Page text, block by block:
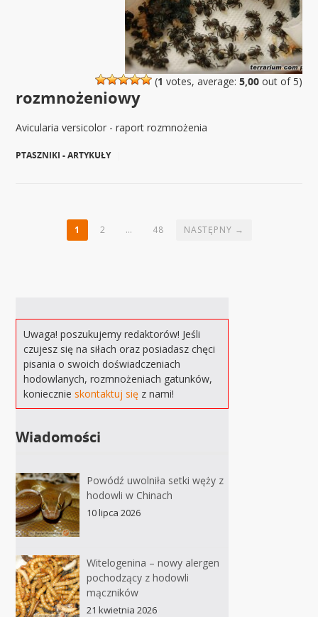
(1 votes, average: 5,00out of 5)
rozmnożeniowy
Avicularia versicolor - raport rozmnożenia
PTASZNIKI - ARTYKUŁY
1 2 … 48 NASTĘPNY →
Uwaga! poszukujemy redaktorów! Jeśli
czujesz się na siłach oraz posiadasz chęci
pisania o swoich doświadczeniach
hodowlanych, rozmnożeniach gatunków,
koniecznieskontaktuj się z nami!
Wiadomości
Powódź uwolniła setki węży z
hodowli w Chinach
10 lipca 2026
Witelogenina – nowy alergen
pochodzący z hodowli
mączników
21 kwietnia 2026